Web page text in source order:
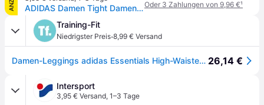
ADIDAS Damen Tight Damen Leggings Essentials High-WaistedOder 3 Zahlungen von 9,96 €¹
Training-Fit
Niedrigster Preis·8,99 € Versand
Damen-Leggings adidas Essentials High-Waisted Logo 26,14 €
Intersport
3,95 € Versand, 1–3 Tage